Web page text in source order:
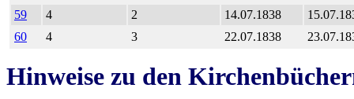
59
4 2 14.07.1838
60
4 3 22.07.1838
Hinweise zu den